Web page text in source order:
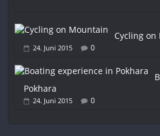
Cycling
24. Juni 2015 0
Pokhara
24. Juni 2015 0